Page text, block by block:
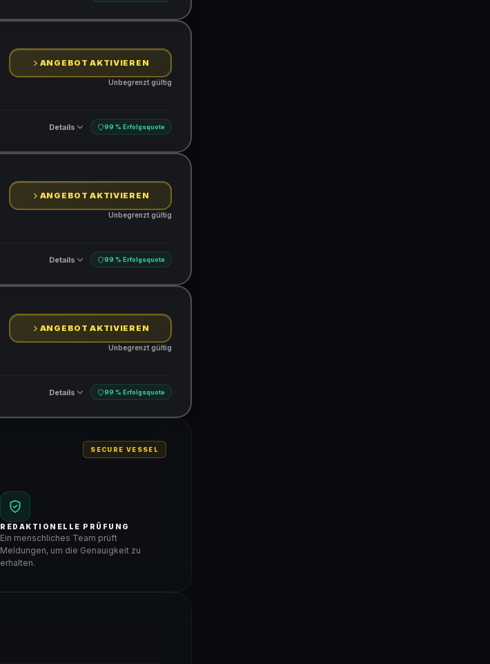
ANGEBOT AKTIVIEREN
Unbegrenzt gültig
Details 99 % Erfolgsquote
ANGEBOT AKTIVIEREN
Unbegrenzt gültig
Details 99 % Erfolgsquote
ANGEBOT AKTIVIEREN
Unbegrenzt gültig
Details 99 % Erfolgsquote
SECURE VESSEL
REDAKTIONELLE PRÜFUNG
Ein menschliches Team prüft
Meldungen, um die Genauigkeit zu
erhalten.